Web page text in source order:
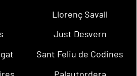
Llorenç Savall
Just Desvern
Sant Feliu de Codines